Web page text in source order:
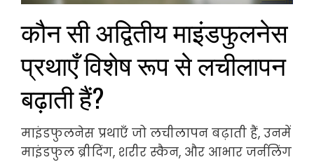
कौन सी अद्वितीय माइंडफुलनेस
प्रथाएँ विशेष रूप से लचीलापन
बढ़ाती हैं?
माइंडफुलनेस प्रथाएँ जो लचीलापन बढ़ाती हैं, उनमें
माइंडफुल ब्रीदिंग, शरीर स्कैन, और आभार जर्नलिंग